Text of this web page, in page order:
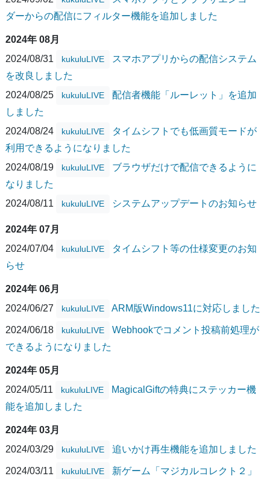
ダーからの配信にフィルター機能を追加しました
2024年 08月
2024/08/31
kukuluLIVE
スマホアプリからの配信システム
を改良しました
2024/08/25
kukuluLIVE
配信者機能「ルーレット」を追加
しました
2024/08/24
kukuluLIVE
タイムシフトでも低画質モードが
利用できるようになりました
2024/08/19
kukuluLIVE
ブラウザだけで配信できるように
なりました
2024/08/11
kukuluLIVE システムアップデートのお知らせ
2024年 07月
2024/07/04
kukuluLIVE
タイムシフト等の仕様変更のお知
らせ
2024年 06月
2024/06/27
kukuluLIVE ARM版Windows11に対応しました
2024/06/18 kukuluLIVE
Webhookでコメント投稿前処理が
できるようになりました
2024年 05月
2024/05/11
kukuluLIVE
MagicalGiftの特典にステッカー機
能を追加しました
2024年 03月
2024/03/29
kukuluLIVE 追いかけ再生機能を追加しました
2024/03/11 kukuluLIVE
新ゲーム「マジカルコレクト２」